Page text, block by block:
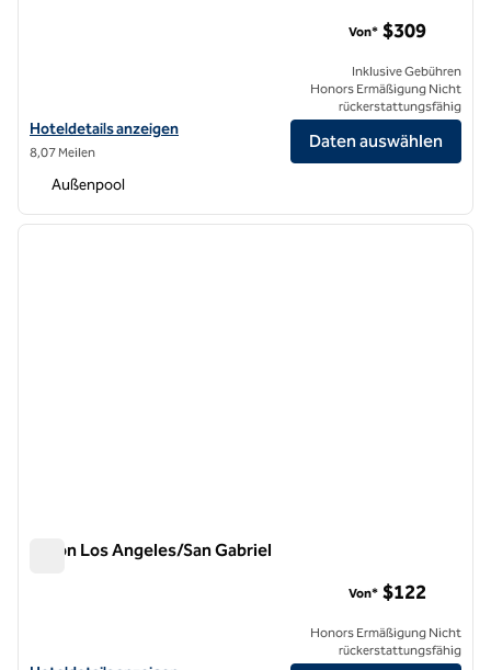
Hoteldetails für The Valorian Los Angeles, Curio Collection by Hilton
Hoteldetails anzeigen
8,07 Meilen
Von* $309
Inklusive Gebühren
Honors Ermäßigung Nicht
rückerstattungsfähig
Daten auswählen
Außenpool
1 von 13
Hilton Los Angeles/San Gabriel
Von* $122
Honors Ermäßigung Nicht
rückerstattungsfähig